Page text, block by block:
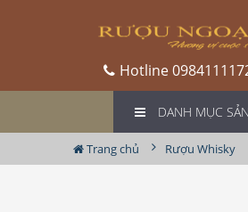
Hotline
DANH MỤC
Trang chủ Rượu Whisky